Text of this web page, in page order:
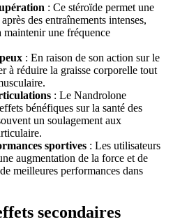
: Ce stéroïde permet une
des entraînements intenses,
maintenir une fréquence
: En raison de son action sur le
à réduire la graisse corporelle tout
: Le Nandrolone
bénéfiques sur la santé des
un soulagement aux
sportives : Les utilisateurs
augmentation de la force et de
meilleures performances dans
secondaires